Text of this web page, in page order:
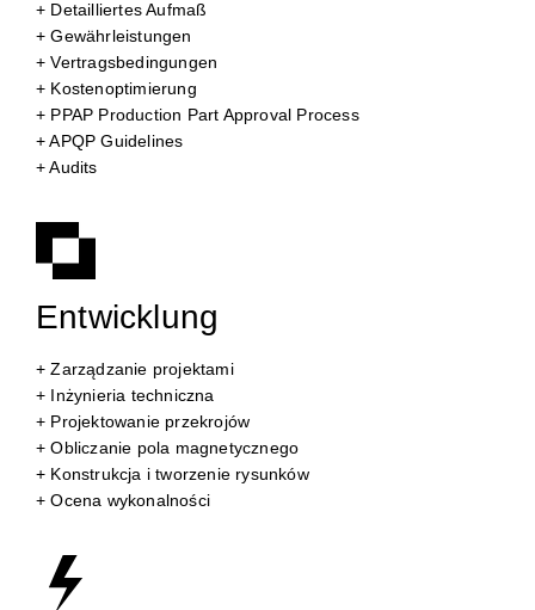
+ Detailliertes Aufmaß
+ Gewährleistungen
+ Vertragsbedingungen
+ Kostenoptimierung
+ PPAP Production Part Approval Process
+ APQP Guidelines
+ Audits
Entwicklung
+ Zarządzanie projektami
+ Inżynieria techniczna
+ Projektowanie przekrojów
+ Obliczanie pola magnetycznego
+ Konstrukcja i tworzenie rysunków
+ Ocena wykonalności